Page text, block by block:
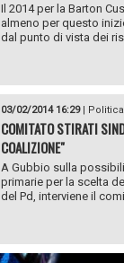
Il 2014 per la Barton
almeno per questo
dal punto di vista dei
03/02/2014 16:29| Politica
COMITATO STIRATI
COALIZIONE"
A Gubbio sulla
primarie per la scelta
del Pd, interviene il